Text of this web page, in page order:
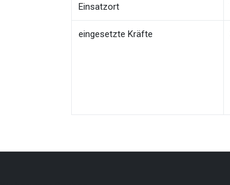
Einsatzort
eingesetzte Kräfte